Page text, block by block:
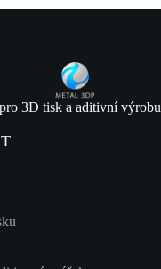
3D tisk a aditivní výrobu